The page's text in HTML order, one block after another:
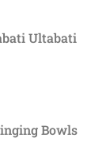
Ultabati
Bowls